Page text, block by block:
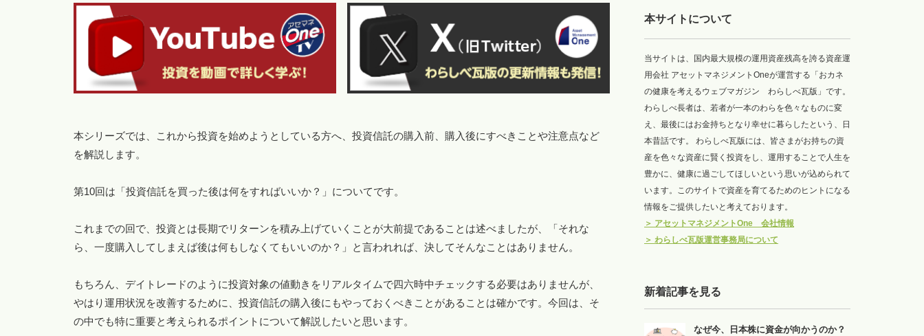
本シリーズでは、これから投資を始めようとしている方へ、投資信託の購入前、購入後にすべきことや注意点など
を解説します。
第10回は「投資信託を買った後は何をすればいいか？」についてです。
これまでの回で、投資とは長期でリターンを積み上げていくことが大前提であることは述べましたが、「それな
ら、一度購入してしまえば後は何もしなくてもいいのか？」と言われれば、決してそんなことはありません。
もちろん、デイトレードのように投資対象の値動きをリアルタイムで四六時中チェックする必要はありませんが、
やはり運用状況を改善するために、投資信託の購入後にもやっておくべきことがあることは確かです。今回は、そ
の中でも特に重要と考えられるポイントについて解説したいと思います。
本サイトについて
当サイトは、国内最大規模の運用資産残高を誇る資産運
用会社 アセットマネジメントOneが運営する「おカネ
の健康を考えるウェブマガジン わらしべ瓦版」です。
わらしべ長者は、若者が一本のわらを色々なものに変
え、最後にはお金持ちとなり幸せに暮らしたという、日
本昔話です。 わらしべ瓦版には、皆さまがお持ちの資
産を色々な資産に賢く投資をし、運用することで人生を
豊かに、健康に過ごしてほしいという思いが込められて
います。このサイトで資産を育てるためのヒントになる
情報をご提供したいと考えております。
＞ アセットマネジメントOne 会社情報
＞ わらしべ瓦版運営事務局について
新着記事を見る
なぜ今、日本株に資金が向かうのか？